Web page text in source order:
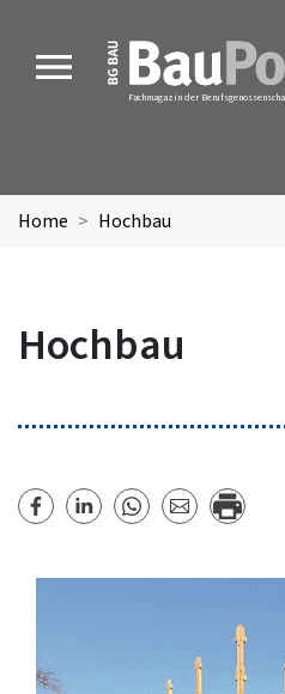
MENU
Fachmagazin der
Home Hochbau
Hochbau